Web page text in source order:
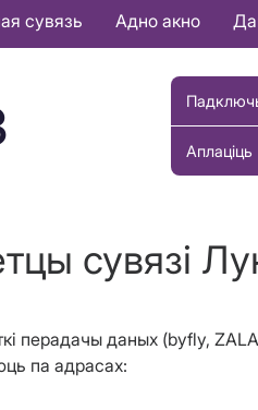
сувязь Адно акно
Аплаціць
сувязі
перадачы даных (byfly, ZALA
па адрасах: